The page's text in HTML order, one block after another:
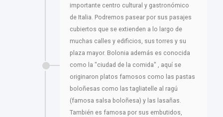
importante centro cultural y gastronómico
de Italia. Podremos pasear por sus pasajes
cubiertos que se extienden a lo largo de
muchas calles y edificios, sus torres y su
plaza mayor. Bolonia además es conocida
como la "ciudad de la comida" , aquí se
originaron platos famosos como las pastas
boloñesas como las tagliatelle al ragú
(famosa salsa boloñesa) y las lasañas.
También es famosa por sus embutidos,